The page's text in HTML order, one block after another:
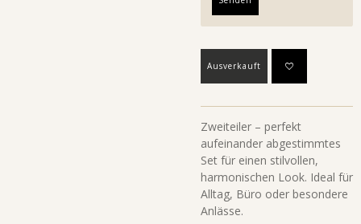
Ausverkauft
Zweiteiler – perfekt
aufeinander abgestimmtes
Set für einen stilvollen,
harmonischen Look. Ideal für
Alltag, Büro oder besondere
Anlässe.